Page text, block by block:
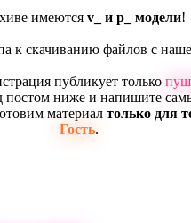
имеются v_ и p_ модели!
к скачиванию файлов с
публикует только
постом ниже и напишите
материал только для
Гость.